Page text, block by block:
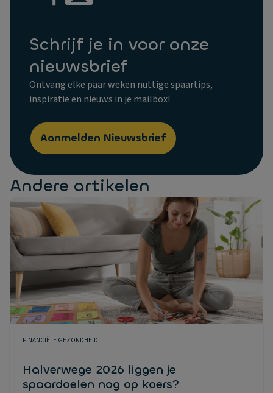
Schrijf je in voor onze
nieuwsbrief
Ontvang elke paar weken nuttige spaartips,
inspiratie en nieuws in je mailbox!
Aanmelden Nieuwsbrief
Andere artikelen
FINANCIËLE GEZONDHEID
Halverwege 2026 liggen je
spaardoelen nog op koers?